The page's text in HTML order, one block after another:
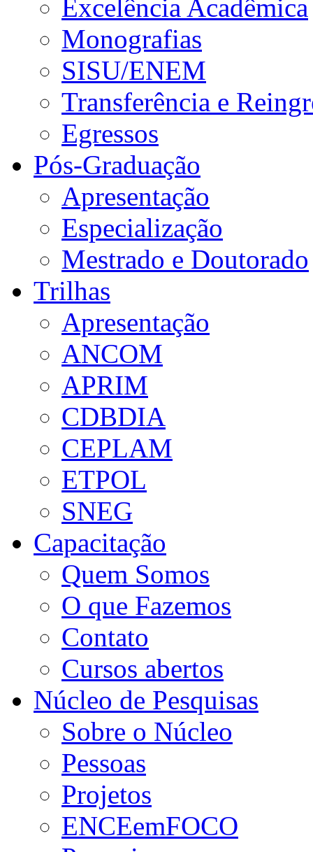
Excelência Acadêmica
Monografias
SISU/ENEM
Transferência e
Egressos
Pós-Graduação
Apresentação
Especialização
Mestrado e Doutorado
Trilhas
Apresentação
ANCOM
APRIM
CDBDIA
CEPLAM
ETPOL
SNEG
Capacitação
Quem Somos
O que Fazemos
Contato
Cursos abertos
Núcleo de Pesquisas
Sobre o Núcleo
Pessoas
Projetos
ENCEemFOCO